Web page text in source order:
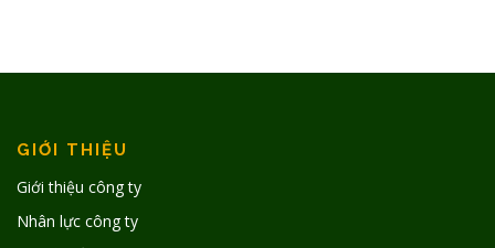
GIỚI THIỆU
Giới thiệu công ty
Nhân lực công ty